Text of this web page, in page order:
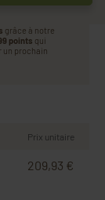
grâce à notre
points qui
un prochain
Prix unitaire
209,93 €